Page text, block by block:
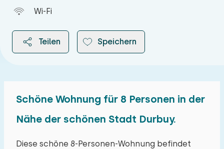
Wi-Fi
Teilen Speichern
Schöne Wohnung für 8 Personen in der
Nähe der schönen Stadt Durbuy.
Diese schöne 8-Personen-Wohnung befindet
August 2026